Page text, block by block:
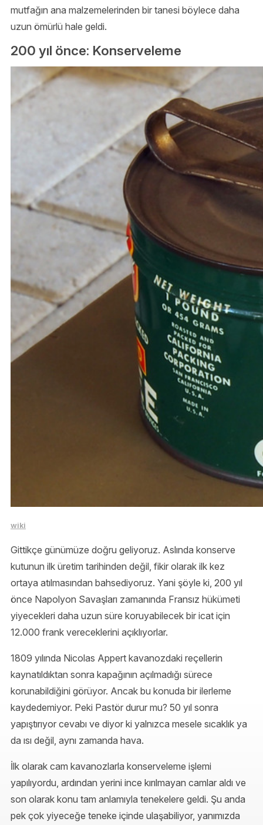
mutfağın ana malzemelerinden bir tanesi böylece daha
uzun ömürlü hale geldi.
200 yıl önce: Konserveleme
wiki
Gittikçe günümüze doğru geliyoruz. Aslında konserve
kutunun ilk üretim tarihinden değil, fikir olarak ilk kez
ortaya atılmasından bahsediyoruz. Yani şöyle ki, 200 yıl
önce Napolyon Savaşları zamanında Fransız hükümeti
yiyecekleri daha uzun süre koruyabilecek bir icat için
12.000 frank vereceklerini açıklıyorlar.
1809 yılında Nicolas Appert kavanozdaki reçellerin
kaynatıldıktan sonra kapağının açılmadığı sürece
korunabildiğini görüyor. Ancak bu konuda bir ilerleme
kaydedemiyor. Peki Pastör durur mu? 50 yıl sonra
yapıştırıyor cevabı ve diyor ki yalnızca mesele sıcaklık ya
da ısı değil, aynı zamanda hava.
İlk olarak cam kavanozlarla konserveleme işlemi
yapılıyordu, ardından yerini ince kırılmayan camlar aldı ve
son olarak konu tam anlamıyla tenekelere geldi. Şu anda
pek çok yiyeceğe teneke içinde ulaşabiliyor, yanımızda